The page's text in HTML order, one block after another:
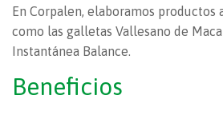
En Corpalen, elaboramos productos
como las galletas Vallesano de
Instantánea Balance.
Beneficios